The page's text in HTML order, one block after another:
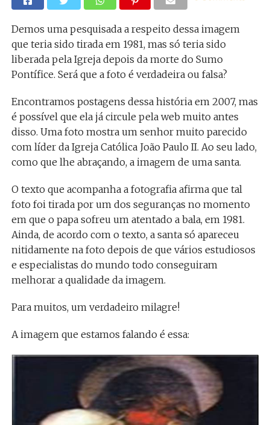
Demos uma pesquisada a respeito dessa imagem
que teria sido tirada em 1981, mas só teria sido
liberada pela Igreja depois da morte do Sumo
Pontífice. Será que a foto é verdadeira ou falsa?
Encontramos postagens dessa história em 2007, mas
é possível que ela já circule pela web muito antes
disso. Uma foto mostra um senhor muito parecido
com líder da Igreja Católica João Paulo II. Ao seu lado,
como que lhe abraçando, a imagem de uma santa.
O texto que acompanha a fotografia afirma que tal
foto foi tirada por um dos seguranças no momento
em que o papa sofreu um atentado a bala, em 1981.
Ainda, de acordo com o texto, a santa só apareceu
nitidamente na foto depois de que vários estudiosos
e especialistas do mundo todo conseguiram
melhorar a qualidade da imagem.
Para muitos, um verdadeiro milagre!
A imagem que estamos falando é essa: